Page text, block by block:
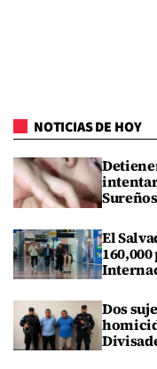
NOTICIAS DE HOY
El
Dos